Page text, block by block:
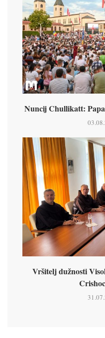
Nuncij Chullikatt:
Vršitelj dužnosti